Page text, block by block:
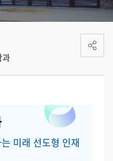
과
미래 선도형 인재